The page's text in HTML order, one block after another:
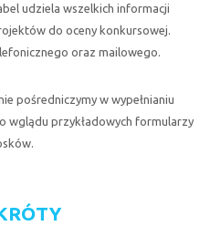
udziela wszelkich informacji
do oceny konkursowej.
oraz mailowego.
pośredniczymy w wypełnianiu
wglądu przykładowych formularzy